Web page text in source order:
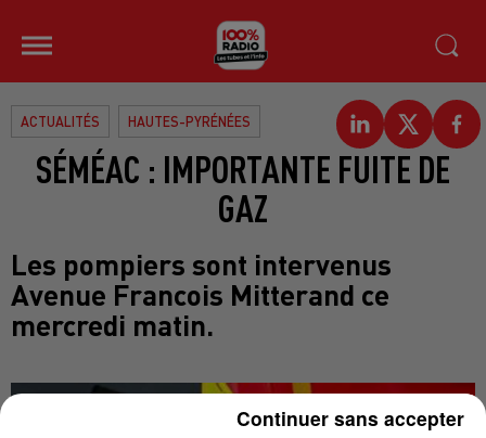
ACTUALITÉS HAUTES-PYRÉNÉES
SÉMÉAC : IMPORTANTE FUITE DE
GAZ
Les pompiers sont intervenus
Avenue Francois Mitterand ce
mercredi matin.
Continuer sans accepter